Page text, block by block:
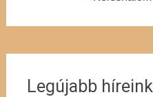
Legújabb híreink